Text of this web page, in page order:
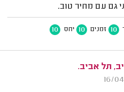
גם עם מחיר טוב.
10 זמנים 10 יחס 10
תל אביב.